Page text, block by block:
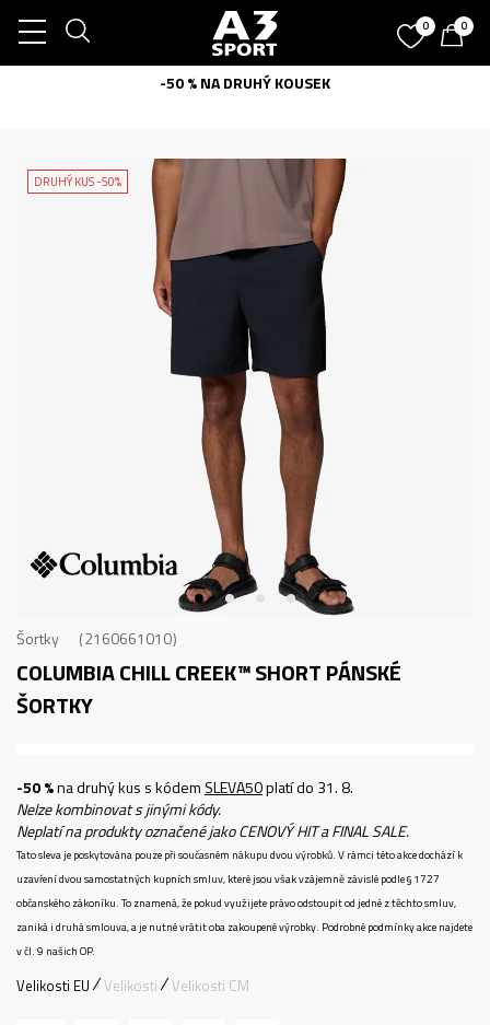
0 0
-50 % NA DRUHÝ KOUSEK
DRUHÝ KUS -50%
Šortky 2160661010
COLUMBIA CHILL CREEK™ SHORTPÁNSKÉ
ŠORTKY
-50 %na druhý kus s kódem SLEVA50platí do 31. 8.
Nelze kombinovat s jinými kódy.
Neplatí na produkty označené jako CENOVÝ HIT a FINAL SALE.
Tato sleva je poskytována pouze při současném nákupu dvou výrobků. V rámci této akce dochází k
uzavření dvou samostatných kupních smluv, které jsou však vzájemně závislé podle § 1727
občanského zákoníku. To znamená, že pokud využijete právo odstoupit od jedné z těchto smluv,
zaniká i druhá smlouva, a je nutné vrátit oba zakoupené výrobky. Podrobné podmínky akce najdete
v čl. 9 našich OP.
Velikosti EU Velikosti Velikosti CM